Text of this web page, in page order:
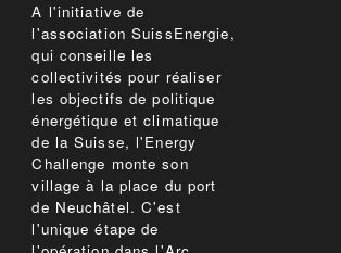
A l'initiative de
l'association SuissEnergie,
qui conseille les
collectivités pour réaliser
les objectifs de politique
énergétique et climatique
de la Suisse, l'Energy
Challenge monte son
village à la place du port
de Neuchâtel. C'est
l'unique étape de